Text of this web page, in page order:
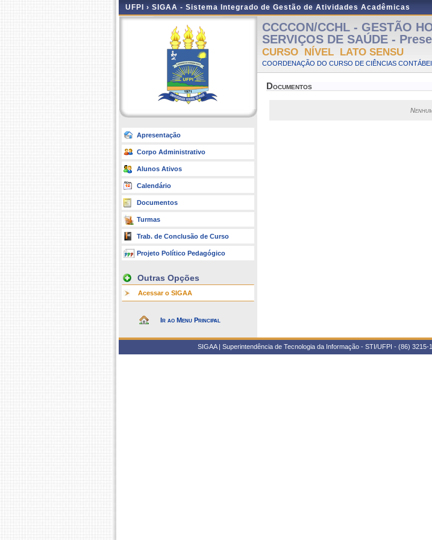
UFPI › SIGAA - Sistema Integrado de Gestão de Atividades Acadêmicas
Apresentação
Corpo Administrativo
Alunos Ativos
Calendário
Documentos
Turmas
Trab. de Conclusão de Curso
Projeto Político Pedagógico
Outras Opções
Acessar o SIGAA
Ir ao Menu Principal
CCCCON/CCHL - GESTÃO
SERVIÇOS DE SAÚDE -
CURSO NÍVEL LATO SENSU
COORDENAÇÃO DO CURSO DE CIÊNCIAS
Documentos
SIGAA | Superintendência de Tecnologia da Informação - STI/UFPI - (86) 3215-